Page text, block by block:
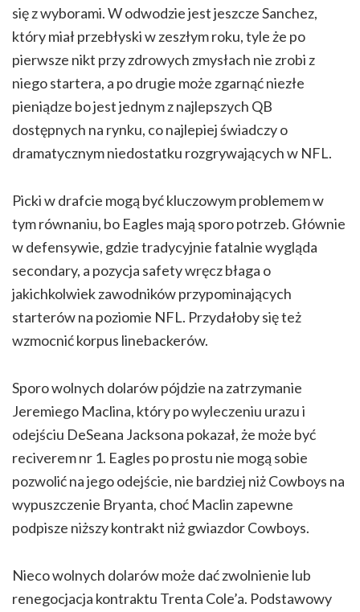
się z wyborami. W odwodzie jest jeszcze Sanchez,
który miał przebłyski w zeszłym roku, tyle że po
pierwsze nikt przy zdrowych zmysłach nie zrobi z
niego startera, a po drugie może zgarnąć niezłe
pieniądze bo jest jednym z najlepszych QB
dostępnych na rynku, co najlepiej świadczy o
dramatycznym niedostatku rozgrywających w NFL.
Picki w drafcie mogą być kluczowym problemem w
tym równaniu, bo Eagles mają sporo potrzeb. Głównie
w defensywie, gdzie tradycyjnie fatalnie wygląda
secondary, a pozycja safety wręcz błaga o
jakichkolwiek zawodników przypominających
starterów na poziomie NFL. Przydałoby się też
wzmocnić korpus linebackerów.
Sporo wolnych dolarów pójdzie na zatrzymanie
Jeremiego Maclina, który po wyleczeniu urazu i
odejściu DeSeana Jacksona pokazał, że może być
reciverem nr 1. Eagles po prostu nie mogą sobie
pozwolić na jego odejście, nie bardziej niż Cowboys na
wypuszczenie Bryanta, choć Maclin zapewne
podpisze niższy kontrakt niż gwiazdor Cowboys.
Nieco wolnych dolarów może dać zwolnienie lub
renegocjacja kontraktu Trenta Cole’a. Podstawowy